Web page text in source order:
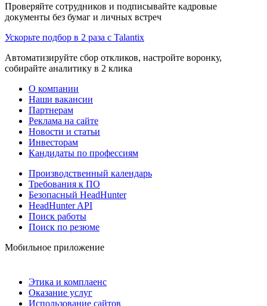
Проверяйте сотрудников и подписывайте кадровые
документы без бумаг и личных встреч
Ускорьте подбор в 2 раза с Talantix
Автоматизируйте сбор откликов, настройте воронку,
собирайте аналитику в 2 клика
О компании
Наши вакансии
Партнерам
Реклама на сайте
Новости и статьи
Инвесторам
Кандидаты по профессиям
Производственный календарь
Требования к ПО
Безопасный HeadHunter
HeadHunter API
Поиск работы
Поиск по резюме
Мобильное приложение
Этика и комплаенс
Оказание услуг
Использование сайтов